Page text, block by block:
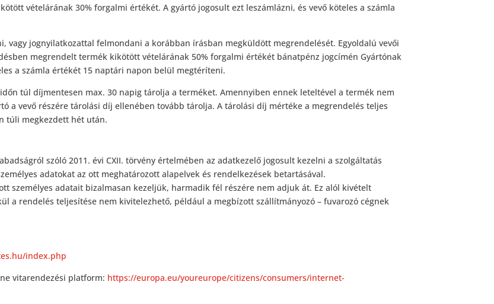
vételárának 30% forgalmi értékét. A gyártó jogosult ezt leszámlázni, és vevő köteles a számla
vagy jognyilatkozattal felmondani a korábban írásban megküldött megrendelését. Egyoldalú vevői
megrendelt termék kikötött vételárának 50% forgalmi értékét bánatpénz jogcímén Gyártónak
a számla értékét 15 naptári napon belül megtéríteni.
túl díjmentesen max. 30 napig tárolja a terméket. Amennyiben ennek leteltével a termék nem
a vevő részére tárolási díj ellenében tovább tárolja. A tárolási díj mértéke a megrendelés teljes
túli megkezdett hét után.
szóló 2011. évi CXII. törvény értelmében az adatkezelő jogosult kezelni a szolgáltatás
adatokat az ott meghatározott alapelvek és rendelkezések betartásával.
személyes adatait bizalmasan kezeljük, harmadik fél részére nem adjuk át. Ez alól kivételt
a rendelés teljesítése nem kivitelezhető, például a megbízott szállítmányozó – fuvarozó cégnek
index.php
vitarendezési platform: https://europa.eu/youreurope/citizens/consumers/internet-